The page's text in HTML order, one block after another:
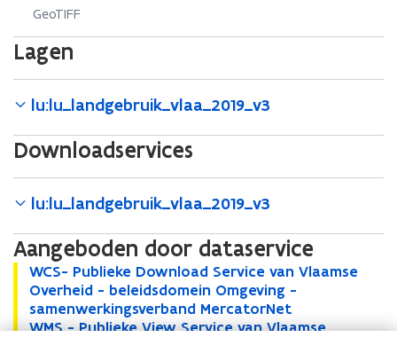
GeoTIFF
Lagen
lu:lu_landgebruik_vlaa_2019_v3
Downloadservices
lu:lu_landgebruik_vlaa_2019_v3
Aangeboden door dataservice
W
C
S
-
WCS- Publieke Download Service van Vlaamse
Overheid - beleidsdomein Omgeving -
samenwerkingsverband MercatorNet
W
C
S
-
W
WMS - Publieke View Service van Vlaamse
W